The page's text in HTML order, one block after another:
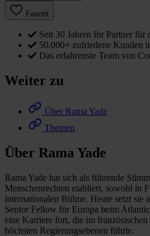
Favorit
Seit 30 Jahren Ihr Partner für
50.000+ zufriedene Kunden
Das erfahrenste Team von
Weiter zu
Über Rama Yade
Themen
Über Rama Yade
Rama Yade hat sich als führende
Menschenrechten etabliert, sowohl in
internationalen Bühne. Heute setzt
Senior Fellow für Europa beim
eine Karriere fort, die im
höchsten Regierungsebenen führte.